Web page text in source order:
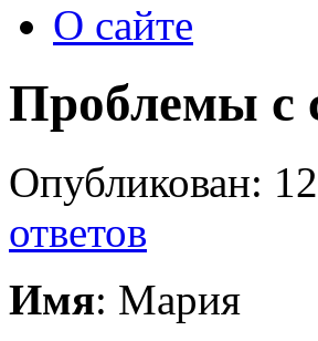
О сайте
Проблемы с
Опубликован:
ответов
Имя: Мария